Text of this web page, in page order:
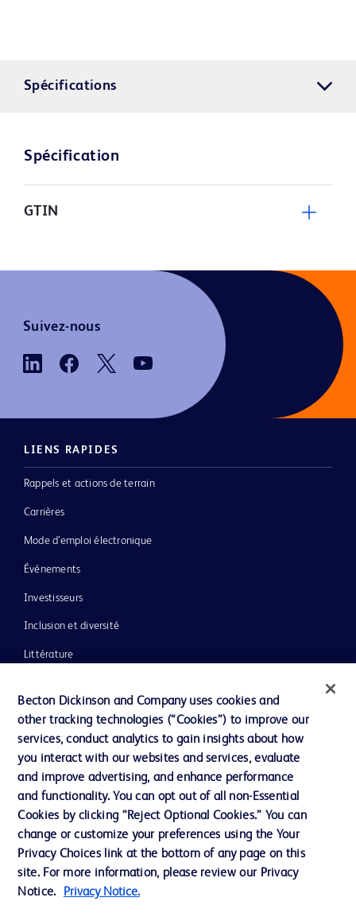
Spécifications
Spécification
GTIN
Suivez-nous
LIENS RAPIDES
Rappels et actions de terrain
Carrières
Mode d’emploi électronique
Événements
Investisseurs
Inclusion et diversité
Littérature
Notre entreprise
Éthique et conformité
Nous contacter
Préférences en matière de cookies
Confidentialité
Becton Dickinson and Company uses cookies and
other tracking technologies (“Cookies”) to improve our
services, conduct analytics to gain insights about how
you interact with our websites and services, evaluate
and improve advertising, and enhance performance
and functionality. You can opt out of all non-Essential
Cookies by clicking “Reject Optional Cookies.” You can
change or customize your preferences using the Your
Privacy Choices link at the bottom of any page on this
site. For more information, please review our Privacy
Notice.
Privacy Notice.